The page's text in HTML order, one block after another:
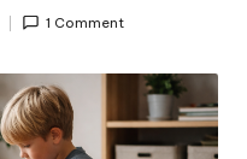
1 Comment